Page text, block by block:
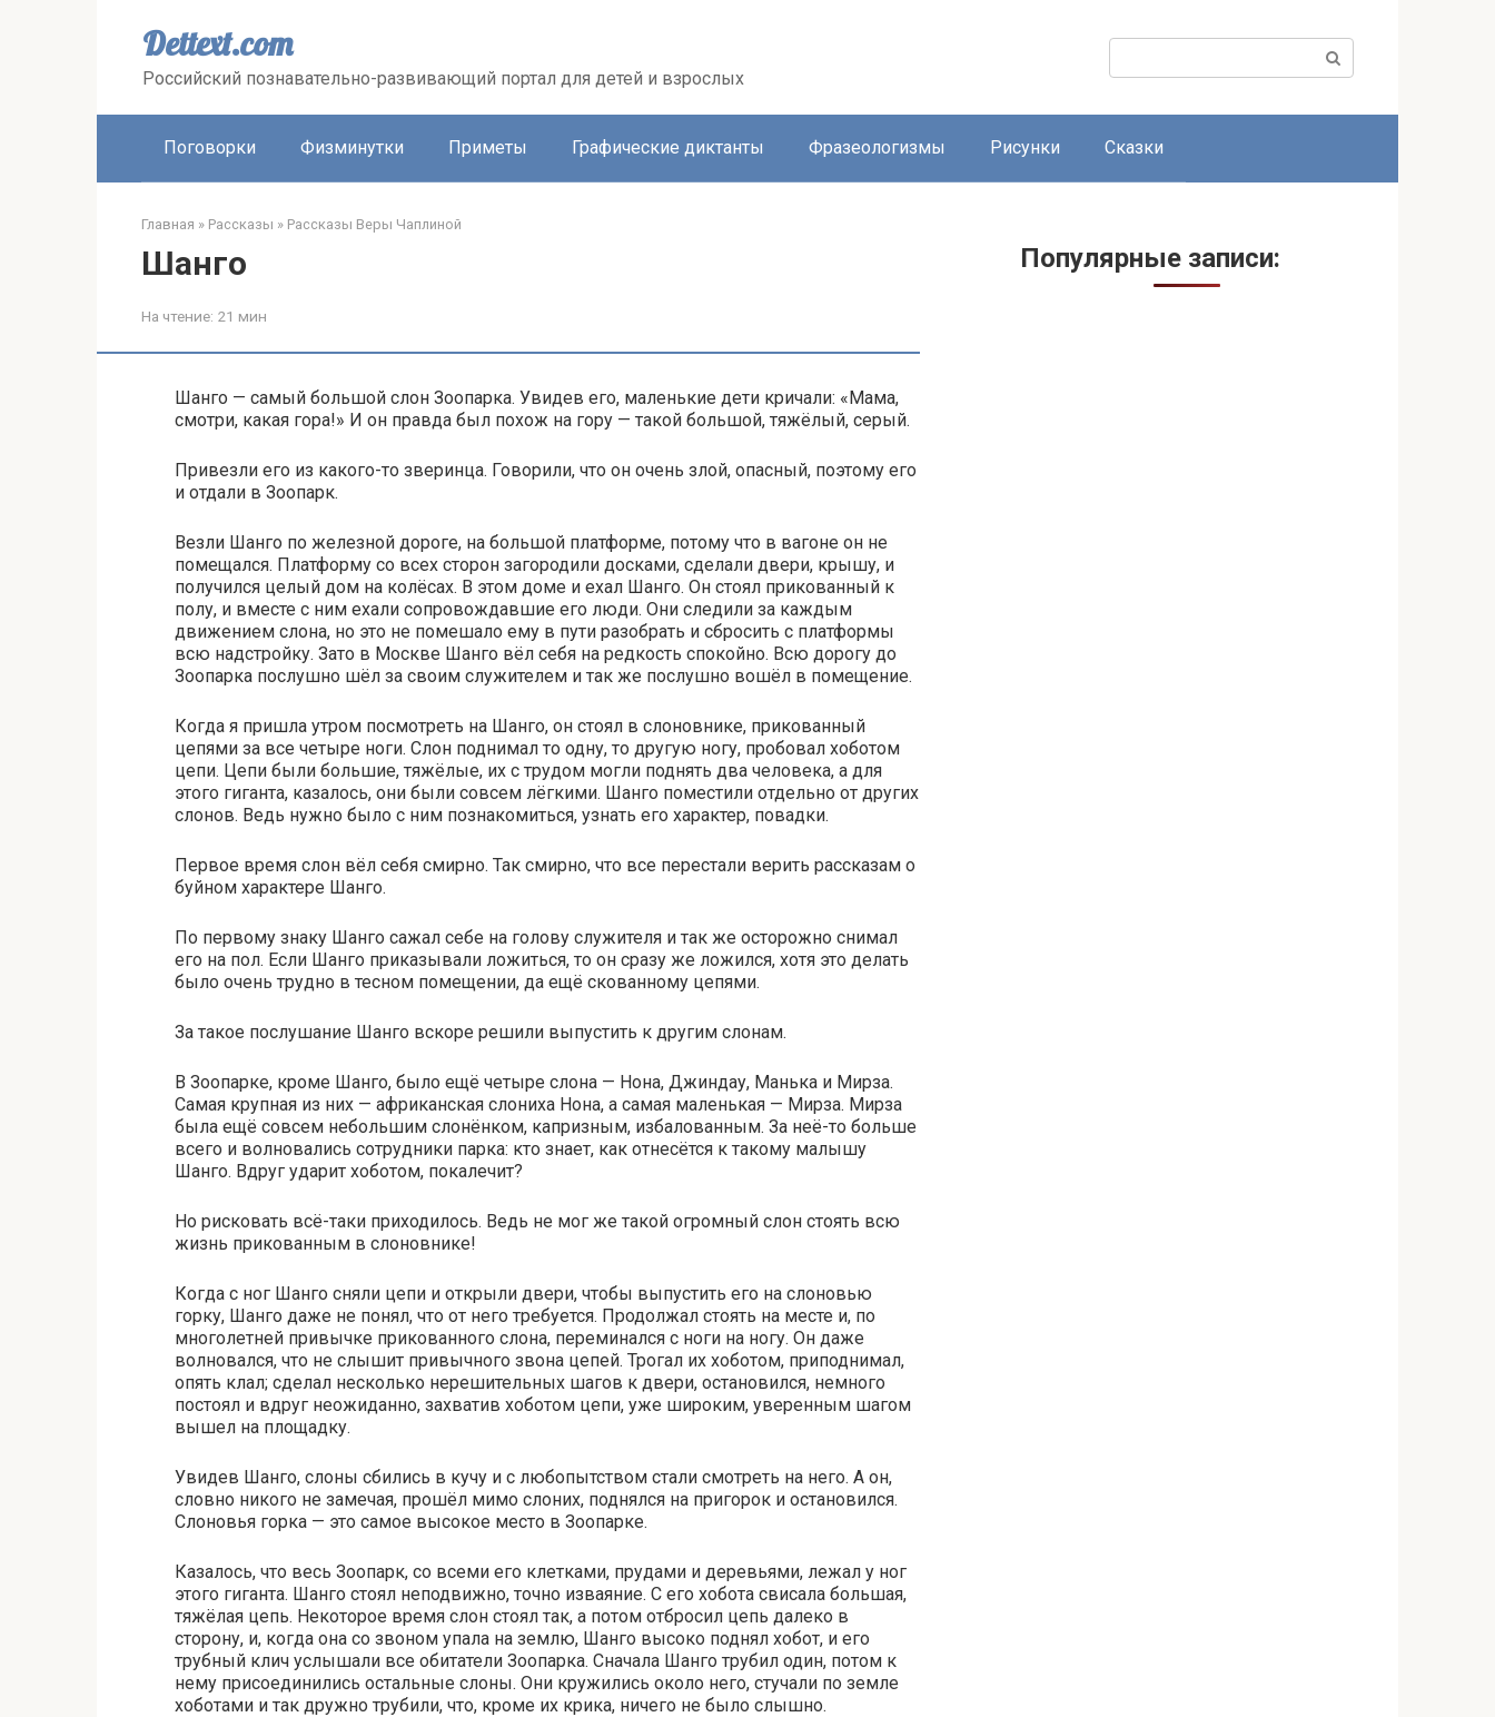
Dettext.com
Российский познавательно-развивающий портал для детей и взрослых
Поиск:
Поговорки Физминутки Приметы Графические диктанты Фразеологизмы Рисунки Сказки
Главная » Рассказы » Рассказы Веры Чаплиной
Шанго
На чтение: 21 мин
Шанго — самый большой слон Зоопарка. Увидев его, маленькие дети кричали: «Мама,
смотри, какая гора!» И он правда был похож на гору — такой большой, тяжёлый, серый.
Привезли его из какого-то зверинца. Говорили, что он очень злой, опасный, поэтому его
и отдали в Зоопарк.
Везли Шанго по железной дороге, на большой платформе, потому что в вагоне он не
помещался. Платформу со всех сторон загородили досками, сделали двери, крышу, и
получился целый дом на колёсах. В этом доме и ехал Шанго. Он стоял прикованный к
полу, и вместе с ним ехали сопровождавшие его люди. Они следили за каждым
движением слона, но это не помешало ему в пути разобрать и сбросить с платформы
всю надстройку. Зато в Москве Шанго вёл себя на редкость спокойно. Всю дорогу до
Зоопарка послушно шёл за своим служителем и так же послушно вошёл в помещение.
Когда я пришла утром посмотреть на Шанго, он стоял в слоновнике, прикованный
цепями за все четыре ноги. Слон поднимал то одну, то другую ногу, пробовал хоботом
цепи. Цепи были большие, тяжёлые, их с трудом могли поднять два человека, а для
этого гиганта, казалось, они были совсем лёгкими. Шанго поместили отдельно от других
слонов. Ведь нужно было с ним познакомиться, узнать его характер, повадки.
Первое время слон вёл себя смирно. Так смирно, что все перестали верить рассказам о
буйном характере Шанго.
По первому знаку Шанго сажал себе на голову служителя и так же осторожно снимал
его на пол. Если Шанго приказывали ложиться, то он сразу же ложился, хотя это делать
было очень трудно в тесном помещении, да ещё скованному цепями.
За такое послушание Шанго вскоре решили выпустить к другим слонам.
В Зоопарке, кроме Шанго, было ещё четыре слона — Нона, Джиндау, Манька и Мирза.
Самая крупная из них — африканская слониха Нона, а самая маленькая — Мирза. Мирза
была ещё совсем небольшим слонёнком, капризным, избалованным. За неё-то больше
всего и волновались сотрудники парка: кто знает, как отнесётся к такому малышу
Шанго. Вдруг ударит хоботом, покалечит?
Но рисковать всё-таки приходилось. Ведь не мог же такой огромный слон стоять всю
жизнь прикованным в слоновнике!
Когда с ног Шанго сняли цепи и открыли двери, чтобы выпустить его на слоновью
горку, Шанго даже не понял, что от него требуется. Продолжал стоять на месте и, по
многолетней привычке прикованного слона, переминался с ноги на ногу. Он даже
волновался, что не слышит привычного звона цепей. Трогал их хоботом, приподнимал,
опять клал; сделал несколько нерешительных шагов к двери, остановился, немного
постоял и вдруг неожиданно, захватив хоботом цепи, уже широким, уверенным шагом
вышел на площадку.
Увидев Шанго, слоны сбились в кучу и с любопытством стали смотреть на него. А он,
словно никого не замечая, прошёл мимо слоних, поднялся на пригорок и остановился.
Слоновья горка — это самое высокое место в Зоопарке.
Казалось, что весь Зоопарк, со всеми его клетками, прудами и деревьями, лежал у ног
этого гиганта. Шанго стоял неподвижно, точно изваяние. С его хобота свисала большая,
тяжёлая цепь. Некоторое время слон стоял так, а потом отбросил цепь далеко в
сторону, и, когда она со звоном упала на землю, Шанго высоко поднял хобот, и его
трубный клич услышали все обитатели Зоопарка. Сначала Шанго трубил один, потом к
нему присоединились остальные слоны. Они кружились около него, стучали по земле
хоботами и так дружно трубили, что, кроме их крика, ничего не было слышно.
Популярные записи: